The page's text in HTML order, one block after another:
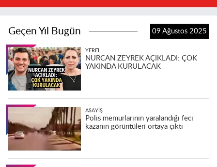
Geçen Yıl Bugün 09 Ağustos 2025
YEREL
NURCAN ZEYREK AÇIKLADI: ÇOK
YAKINDA KURULACAK
ASAYIŞ
Polis memurlarının yaralandığı feci
kazanın görüntüleri ortaya çıktı